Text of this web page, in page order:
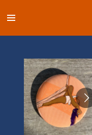
direct